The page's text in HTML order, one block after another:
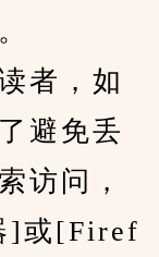
者，如
避免丢
访问，
]或[Firef